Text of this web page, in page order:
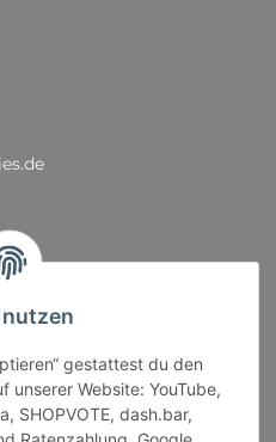
gestattest du den
unserer Website: YouTube,
SHOPVOTE, dash.bar,
11:00 - 18:30 Uhr
Events